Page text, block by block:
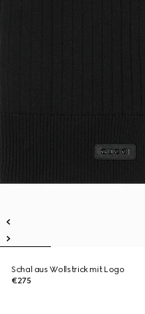
Schal aus Wollstrick mit Logo
€275